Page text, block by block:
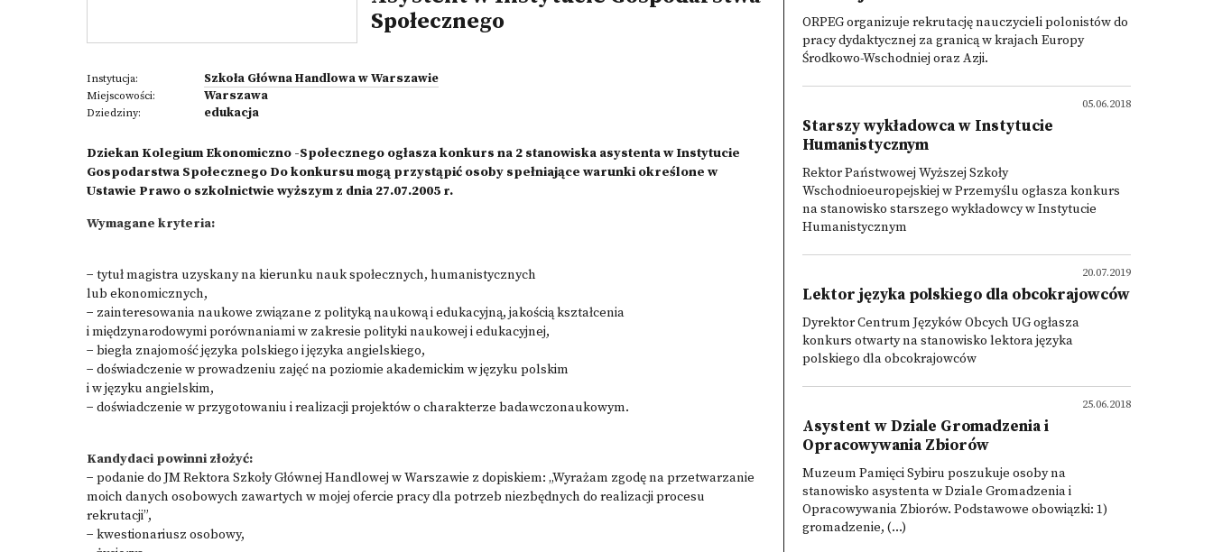
Społecznego
Instytucja: Szkoła Główna Handlowa w Warszawie
Miejscowości: Warszawa
Dziedziny: edukacja
Dziekan Kolegium Ekonomiczno -Społecznego ogłasza konkurs na 2 stanowiska asystenta w Instytucie
Gospodarstwa Społecznego Do konkursu mogą przystąpić osoby spełniające warunki określone w
Ustawie Prawo o szkolnictwie wyższym z dnia 27.07.2005 r.
Wymagane kryteria:
− tytuł magistra uzyskany na kierunku nauk społecznych, humanistycznych
lub ekonomicznych,
− zainteresowania naukowe związane z polityką naukową i edukacyjną, jakością kształcenia
i międzynarodowymi porównaniami w zakresie polityki naukowej i edukacyjnej,
− biegła znajomość języka polskiego i języka angielskiego,
− doświadczenie w prowadzeniu zajęć na poziomie akademickim w języku polskim
i w języku angielskim,
− doświadczenie w przygotowaniu i realizacji projektów o charakterze badawczonaukowym.
Kandydaci powinni złożyć:
− podanie do JM Rektora Szkoły Głównej Handlowej w Warszawie z dopiskiem: „Wyrażam zgodę na przetwarzanie
moich danych osobowych zawartych w mojej ofercie pracy dla potrzeb niezbędnych do realizacji procesu
rekrutacji”,
− kwestionariusz osobowy,
ORPEG organizuje rekrutację nauczycieli polonistów do
pracy dydaktycznej za granicą w krajach Europy
Środkowo-Wschodniej oraz Azji.
05.06.2018
Starszy wykładowca w Instytucie
Humanistycznym
Rektor Państwowej Wyższej Szkoły
Wschodnioeuropejskiej w Przemyślu ogłasza konkurs
na stanowisko starszego wykładowcy w Instytucie
Humanistycznym
20.07.2019
Lektor języka polskiego dla obcokrajowców
Dyrektor Centrum Języków Obcych UG ogłasza
konkurs otwarty na stanowisko lektora języka
polskiego dla obcokrajowców
25.06.2018
Asystent w Dziale Gromadzenia i
Opracowywania Zbiorów
Muzeum Pamięci Sybiru poszukuje osoby na
stanowisko asystenta w Dziale Gromadzenia i
Opracowywania Zbiorów. Podstawowe obowiązki: 1)
gromadzenie, (...)